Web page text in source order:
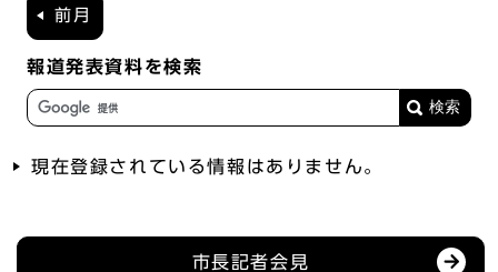
前月
報道発表資料を検索
現在登録されている情報はありません。
市長記者会見